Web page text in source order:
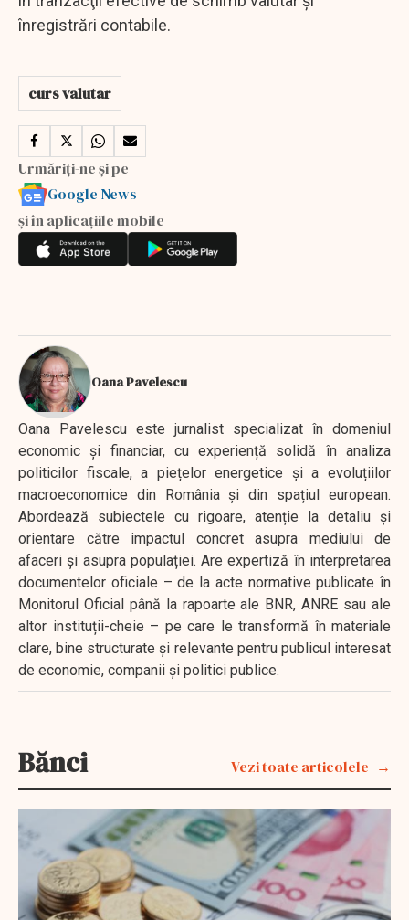
înregistrări contabile.
curs valutar
Urmăriți-ne și pe
Google News
și în aplicațiile mobile
Oana Pavelescu
Oana Pavelescu este jurnalist specializat în domeniul
economic și financiar, cu experiență solidă în analiza
politicilor fiscale, a piețelor energetice și a evoluțiilor
macroeconomice din România și din spațiul european.
Abordează subiectele cu rigoare, atenție la detaliu și
orientare către impactul concret asupra mediului de
afaceri și asupra populației. Are expertiză în interpretarea
documentelor oficiale – de la acte normative publicate în
Monitorul Oficial până la rapoarte ale BNR, ANRE sau ale
altor instituții-cheie – pe care le transformă în materiale
clare, bine structurate și relevante pentru publicul interesat
de economie, companii și politici publice.
Bănci Vezi toate articolele